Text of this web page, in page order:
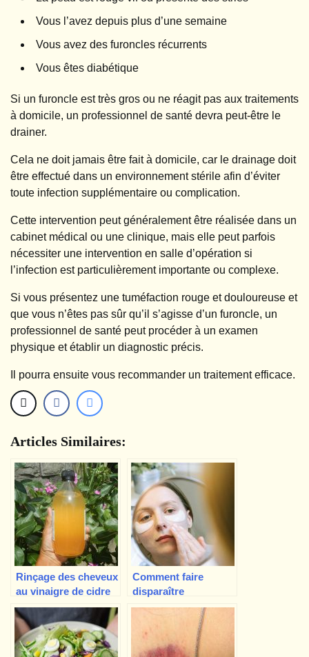
Vous l’avez depuis plus d’une semaine
Vous avez des furoncles récurrents
Vous êtes diabétique
Si un furoncle est très gros ou ne réagit pas aux traitements
à domicile, un professionnel de santé devra peut-être le
drainer.
Cela ne doit jamais être fait à domicile, car le drainage doit
être effectué dans un environnement stérile afin d’éviter
toute infection supplémentaire ou complication.
Cette intervention peut généralement être réalisée dans un
cabinet médical ou une clinique, mais elle peut parfois
nécessiter une intervention en salle d’opération si
l’infection est particulièrement importante ou complexe.
Si vous présentez une tuméfaction rouge et douloureuse et
que vous n’êtes pas sûr qu’il s’agisse d’un furoncle, un
professionnel de santé peut procéder à un examen
physique et établir un diagnostic précis.
Il pourra ensuite vous recommander un traitement efficace.
Articles Similaires:
Rinçage des cheveux
au vinaigre de cidre
de pomme –
comment le préparer
et précautions à
prendre
Comment faire
disparaître
définitivement les
cernes sous les yeux